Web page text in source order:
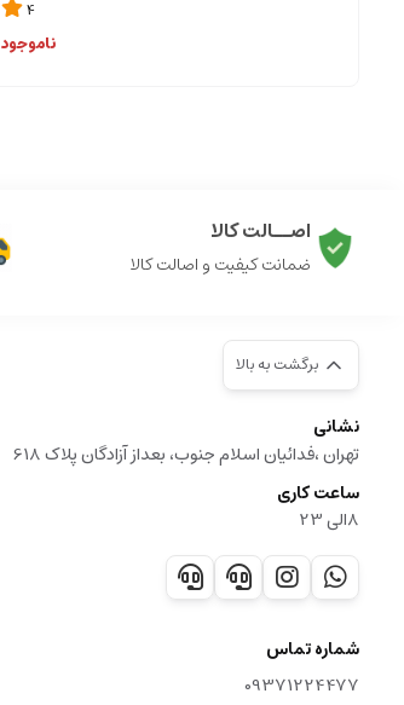
4
ناموجود
اصــالت کالا
ضمانت کیفیت و اصالت کالا
برگشت به بالا
نشانی
تهران ،فدائیان اسلام جنوب، بعداز آزادگان پلاک 618
ساعت کاری
8الی 23
شماره تماس
09371224477